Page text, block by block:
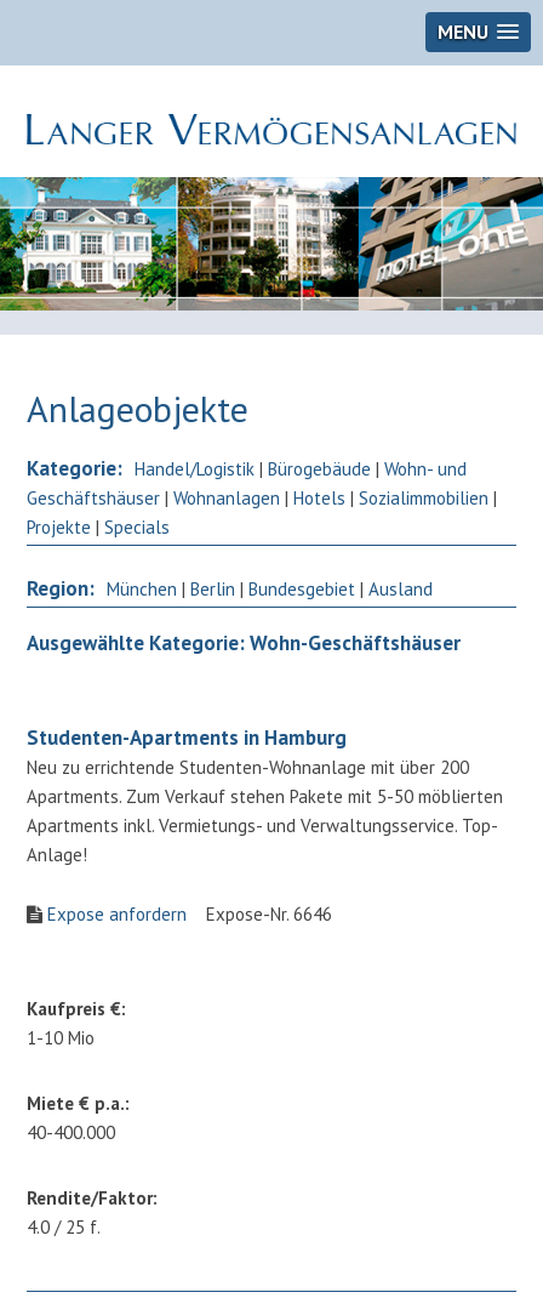
MENU
Anlageobjekte
Kategorie: Handel/Logistik |Bürogebäude |Wohn- und
Geschäftshäuser |Wohnanlagen |Hotels |Sozialimmobilien |
Projekte |Specials
Region: München |Berlin |Bundesgebiet |Ausland
Ausgewählte Kategorie: Wohn-Geschäftshäuser
Studenten-Apartments in Hamburg
Neu zu errichtende Studenten-Wohnanlage mit über 200
Apartments. Zum Verkauf stehen Pakete mit 5-50 möblierten
Apartments inkl. Vermietungs- und Verwaltungsservice. Top-
Anlage!
Expose anfordern Expose-Nr. 6646
Kaufpreis €:
1-10 Mio
Miete € p.a.:
40-400.000
Rendite/Faktor:
4.0 / 25 f.